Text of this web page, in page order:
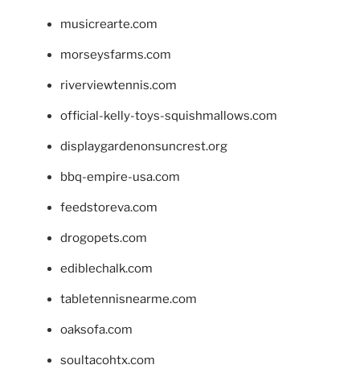
musicrearte.com
morseysfarms.com
riverviewtennis.com
official-kelly-toys-squishmallows.com
displaygardenonsuncrest.org
bbq-empire-usa.com
feedstoreva.com
drogopets.com
ediblechalk.com
tabletennisnearme.com
oaksofa.com
soultacohtx.com